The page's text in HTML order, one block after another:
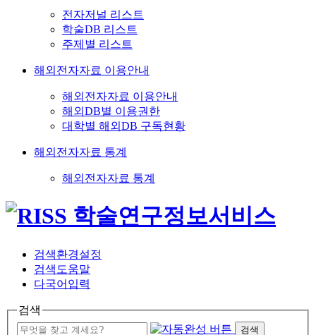
전자저널 리스트
학술DB 리스트
주제별 리스트
해외전자자료 이용안내
해외전자자료 이용안내
해외DB별 이용권한
대학별 해외DB 구독현황
해외전자자료 통계
해외전자자료 통계
검색환경설정
검색도움말
다국어입력
검색
검색